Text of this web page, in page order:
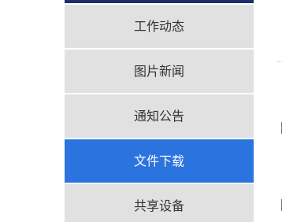
工作动态
图片新闻
通知公告
文件下载
共享设备